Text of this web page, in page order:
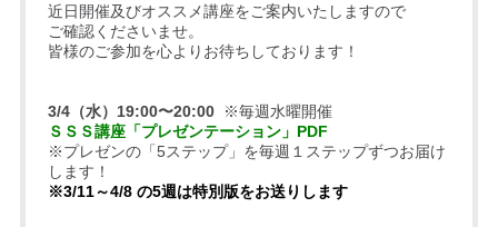
近日開催及びオススメ講座をご案内いたしますので
ご確認くださいませ。
皆様のご参加を心よりお待ちしております！
3/4（水）19:00〜20:00※毎週水曜開催
ＳＳＳ講座「プレゼンテーション」PDF
※プレゼンの「5ステップ」を毎週１ステップずつお届け
します！
※3/11～4/8 の5週は特別版をお送りします